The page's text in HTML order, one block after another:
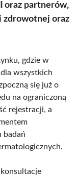
oraz partnerów,
zdrowotnej oraz
gdzie w
wszystkich
się już o
na ograniczoną
rejestracji, a
badań